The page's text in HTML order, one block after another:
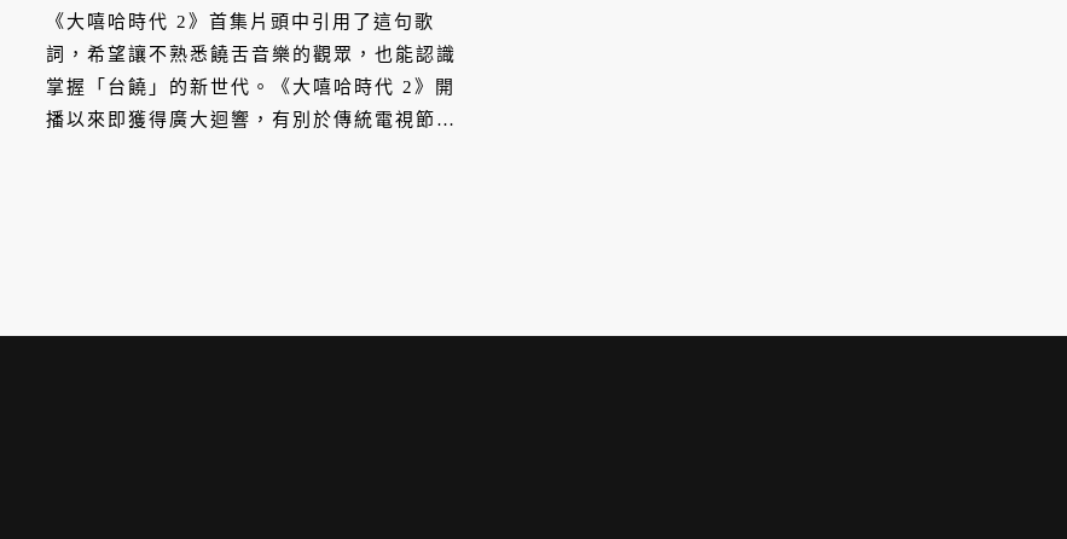
《大嘻哈時代 2》首集片頭中引用了這句歌
詞，希望讓不熟悉饒舌音樂的觀眾，也能認識
掌握「台饒」的新世代。《大嘻哈時代 2》開
播以來即獲得廣大迴響，有別於傳統電視節目